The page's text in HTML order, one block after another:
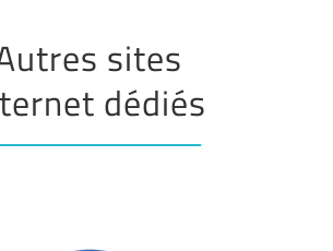
sites
dédiés